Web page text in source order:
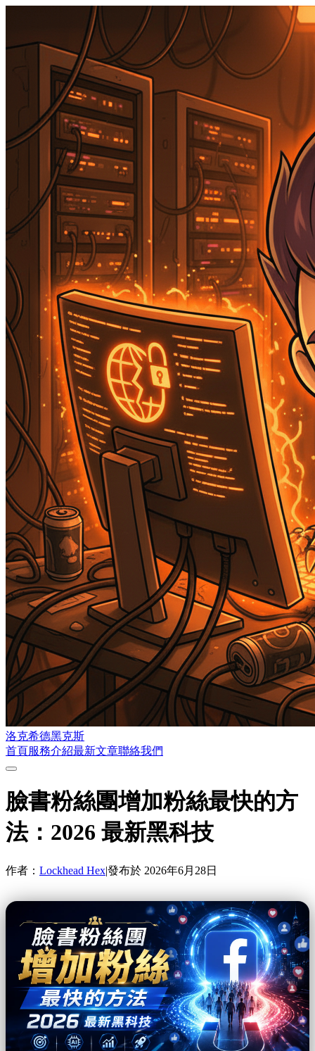
洛克希德黑克斯
首頁服務介紹最新文章聯絡我們
臉書粉絲團增加粉絲最快的方
法：2026 最新黑科技
作者： Lockhead Hex|發布於 2026年6月28日